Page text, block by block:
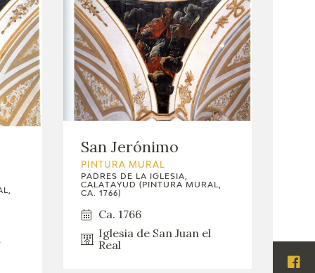
San Jerónimo
PINTURA MURAL
PADRES DE LA IGLESIA,
CALATAYUD (PINTURA MURAL,
CA. 1766)
Ca. 1766
Iglesia de San Juan el
Real